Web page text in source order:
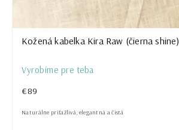
Kožená kabelka Kira Raw (čierna shine)
Vyrobíme pre teba
€89
Naturálne príťažlivá, elegantná a čistá